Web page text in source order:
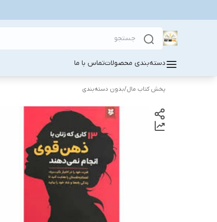
دسته‌بندی محصولاتتماس با ما
پخش کتاب مال/بدون دسته‌بندی